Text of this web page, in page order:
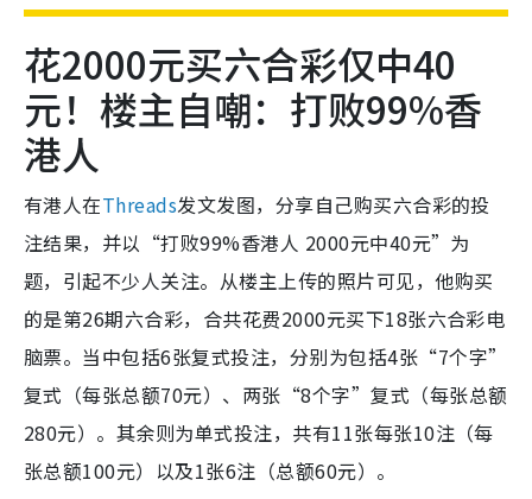
花2000元买六合彩仅中40
元！楼主自嘲：打败99%香
港人
有港人在Threads发文发图，分享自己购买六合彩的投
注结果，并以“打败99%香港人 2000元中40元”为
题，引起不少人关注。从楼主上传的照片可见，他购买
的是第26期六合彩，合共花费2000元买下18张六合彩电
脑票。当中包括6张复式投注，分别为包括4张“7个字”
复式（每张总额70元）、两张“8个字”复式（每张总额
280元）。其余则为单式投注，共有11张每张10注（每
张总额100元）以及1张6注（总额60元）。